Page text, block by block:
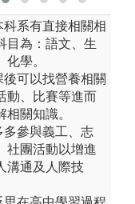
科系有直接相關相
目為：語文、生
化學。
後可以找營養相關
動、比賽等進而
相關知識。
多參與義工、志
社團活動以增進
溝通及人際技